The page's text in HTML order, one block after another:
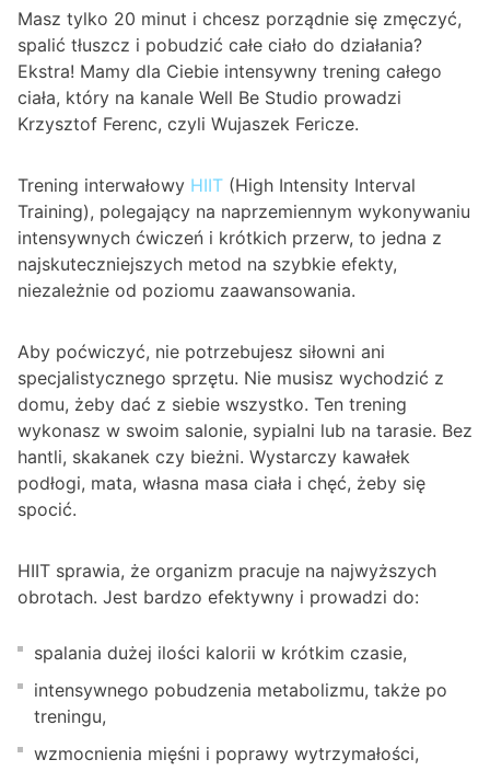
Masz tylko 20 minut i chcesz porządnie się zmęczyć,
spalić tłuszcz i pobudzić całe ciało do działania?
Ekstra! Mamy dla Ciebie intensywny trening całego
ciała, który na kanale Well Be Studio prowadzi
Krzysztof Ferenc, czyli Wujaszek Fericze.
Trening interwałowy HIIT (High Intensity Interval
Training), polegający na naprzemiennym wykonywaniu
intensywnych ćwiczeń i krótkich przerw, to jedna z
najskuteczniejszych metod na szybkie efekty,
niezależnie od poziomu zaawansowania.
Aby poćwiczyć, nie potrzebujesz siłowni ani
specjalistycznego sprzętu. Nie musisz wychodzić z
domu, żeby dać z siebie wszystko. Ten trening
wykonasz w swoim salonie, sypialni lub na tarasie. Bez
hantli, skakanek czy bieżni. Wystarczy kawałek
podłogi, mata, własna masa ciała i chęć, żeby się
spocić.
HIIT sprawia, że organizm pracuje na najwyższych
obrotach. Jest bardzo efektywny i prowadzi do:
spalania dużej ilości kalorii w krótkim czasie,
intensywnego pobudzenia metabolizmu, także po
treningu,
wzmocnienia mięśni i poprawy wytrzymałości,